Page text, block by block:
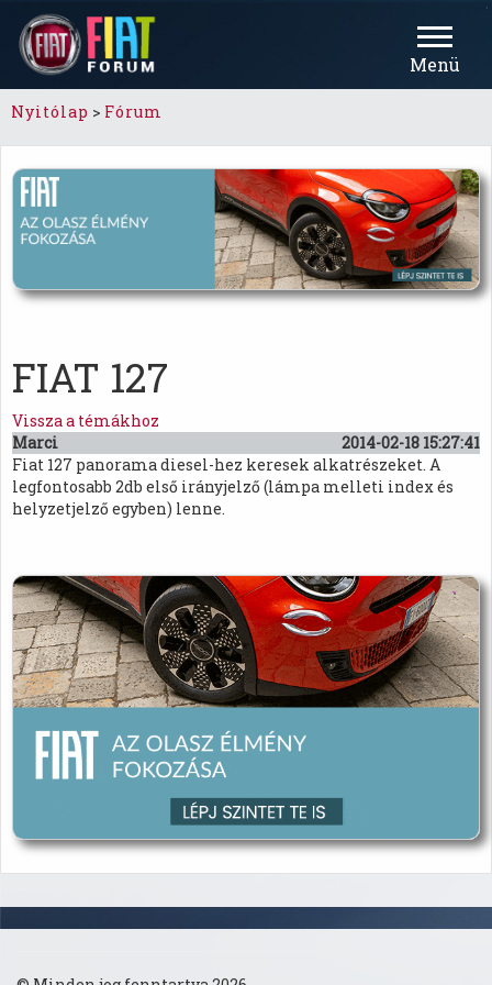
Menü
Nyitólap > Fórum
FIAT 127
Vissza a témákhoz
Marci
2014-02-18 15:27:41
Fiat 127 panorama diesel-hez keresek alkatrészeket. A
legfontosabb 2db első irányjelző (lámpa melleti index és
helyzetjelző egyben) lenne.